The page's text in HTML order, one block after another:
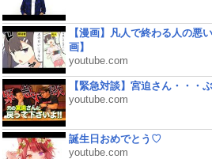
【漫画】凡人で終わる人の悪
画】
youtube.com
【緊急対談】宮迫さん・・・
youtube.com
誕生日おめでとう♡
youtube.com